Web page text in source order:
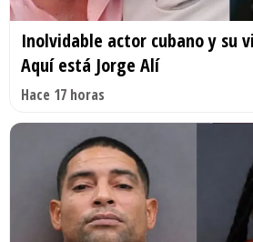
Inolvidable actor cubano y su
Aquí está Jorge Alí
Hace 17 horas